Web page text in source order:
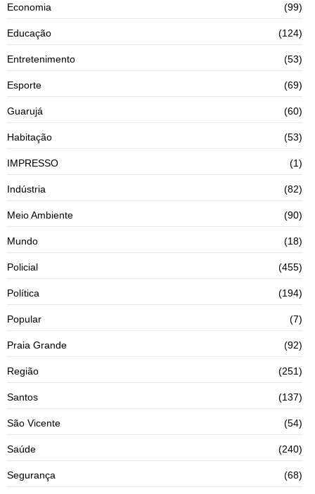
Economia (99)
Educação (124)
Entretenimento (53)
Esporte (69)
Guarujá (60)
Habitação (53)
IMPRESSO (1)
Indústria (82)
Meio Ambiente (90)
Mundo (18)
Policial (455)
Política (194)
Popular (7)
Praia Grande (92)
Região (251)
Santos (137)
São Vicente (54)
Saúde (240)
Segurança (68)